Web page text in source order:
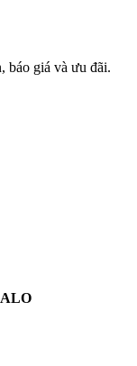
báo giá và ưu đãi.